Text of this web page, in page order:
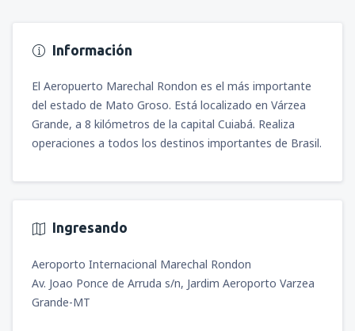
Información
El Aeropuerto Marechal Rondon es el más importante
del estado de Mato Groso. Está localizado en Várzea
Grande, a 8 kilómetros de la capital Cuiabá. Realiza
operaciones a todos los destinos importantes de Brasil.
Ingresando
Aeroporto Internacional Marechal Rondon
Av. Joao Ponce de Arruda s/n, Jardim Aeroporto Varzea
Grande-MT